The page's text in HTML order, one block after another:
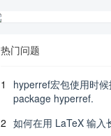
热门问题
1
hyperref宏包使用时
package hyperref.
2 如何在用 LaTeX 输入